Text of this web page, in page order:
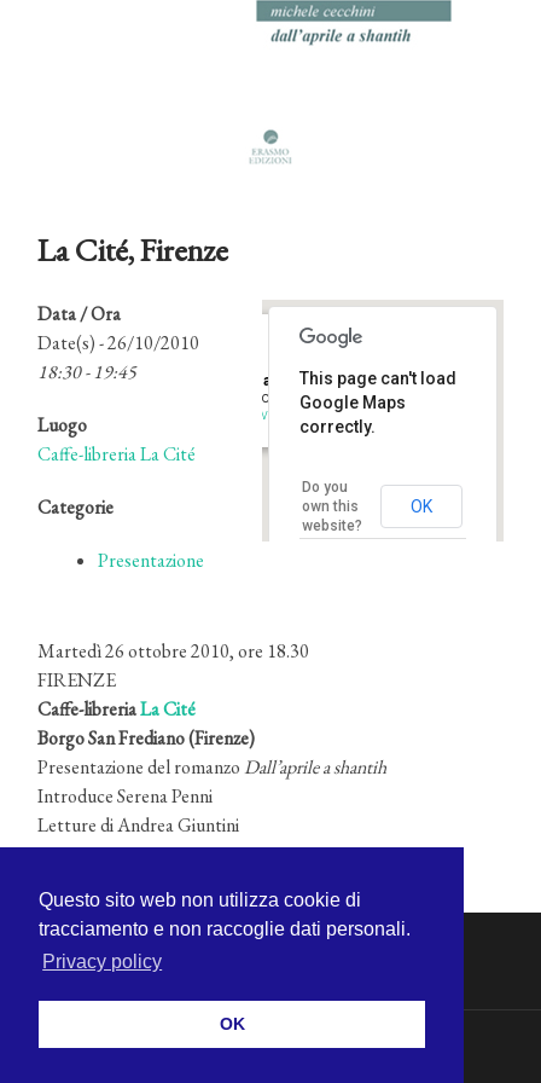
La Cité, Firenze
Caffe-libreria La Cité
Borgo San Frediano - Firenze
Eventi
This page can't load
Google Maps
correctly.
Do you
own this
website?
OK
Data / Ora
Date(s) - 26/10/2010
18:30 - 19:45
Luogo
Caffe-libreria La Cité
Categorie
Presentazione
Martedì 26 ottobre 2010, ore 18.30
FIRENZE
Caffe-libreriaLa Cité
Borgo San Frediano (Firenze)
Presentazione del romanzoDall’aprile a shantih
Introduce Serena Penni
Letture di Andrea Giuntini
Questo sito web non utilizza cookie di
tracciamento e non raccoglie dati personali.
Privacy policy
OK